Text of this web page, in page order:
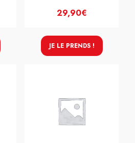
29,90€
JE LE PRENDS !